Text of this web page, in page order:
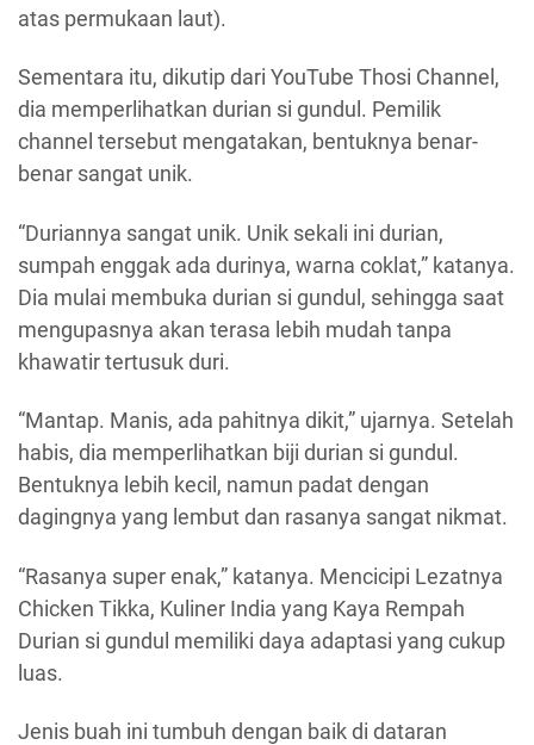
atas permukaan laut).
Sementara itu, dikutip dari YouTube Thosi Channel,
dia memperlihatkan durian si gundul. Pemilik
channel tersebut mengatakan, bentuknya benar-
benar sangat unik.
“Duriannya sangat unik. Unik sekali ini durian,
sumpah enggak ada durinya, warna coklat,” katanya.
Dia mulai membuka durian si gundul, sehingga saat
mengupasnya akan terasa lebih mudah tanpa
khawatir tertusuk duri.
“Mantap. Manis, ada pahitnya dikit,” ujarnya. Setelah
habis, dia memperlihatkan biji durian si gundul.
Bentuknya lebih kecil, namun padat dengan
dagingnya yang lembut dan rasanya sangat nikmat.
“Rasanya super enak,” katanya. Mencicipi Lezatnya
Chicken Tikka, Kuliner India yang Kaya Rempah
Durian si gundul memiliki daya adaptasi yang cukup
luas.
Jenis buah ini tumbuh dengan baik di dataran